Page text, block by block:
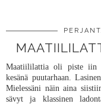
Maatiililattia oli piste iin
kesänä puutarhaan.
Mielessäni näin aina
sävyt ja klassinen